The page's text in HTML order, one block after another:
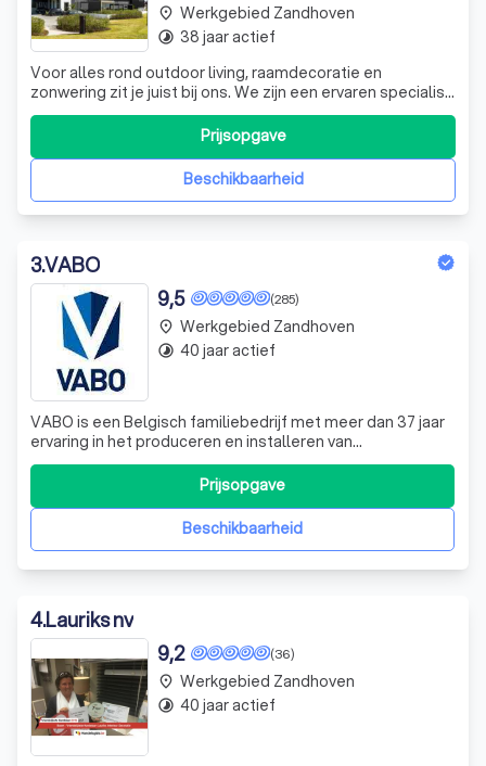
Voor alles rond outdoor living, raamdecoratie en
zonwering zit je juist bij ons. We zijn een ervaren specialist
met kennis van zaken, maar vooral een partner die jou
ondersteunt van A tot Z.
Beschikbaarheid
Prijsopgave
place Werkgebied Zandhoven
timelapse 38 jaar actief
3.VABO
(285)
9,5
VABO is een Belgisch familiebedrijf met meer dan 37 jaar
ervaring in het produceren en installeren van
garagepoorten. Ook staan wij al bijna 18 jaar garant voor
buitenzonweringen en rolluiken op maat. Met de nodige
zorg en vakkennis stemt VABO de verschillende
onderdelen naadloos op elkaar af, met e
Beschikbaarheid
Prijsopgave
place Werkgebied Zandhoven
timelapse 40 jaar actief
4.Lauriks nv
(36)
9,2
place Werkgebied Zandhoven
timelapse 40 jaar actief